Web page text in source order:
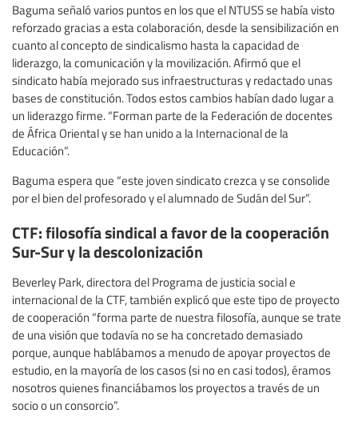
Baguma señaló varios puntos en los que el NTUSS se había visto
reforzado gracias a esta colaboración, desde la sensibilización en
cuanto al concepto de sindicalismo hasta la capacidad de
liderazgo, la comunicación y la movilización. Afirmó que el
sindicato había mejorado sus infraestructuras y redactado unas
bases de constitución. Todos estos cambios habían dado lugar a
un liderazgo firme. “Forman parte de la Federación de docentes
de África Oriental y se han unido a la Internacional de la
Educación”.
Baguma espera que “este joven sindicato crezca y se consolide
por el bien del profesorado y el alumnado de Sudán del Sur”.
CTF: filosofía sindical a favor de la cooperación
Sur-Sur y la descolonización
Beverley Park, directora del Programa de justicia social e
internacional de la CTF, también explicó que este tipo de proyecto
de cooperación “forma parte de nuestra filosofía, aunque se trate
de una visión que todavía no se ha concretado demasiado
porque, aunque hablábamos a menudo de apoyar proyectos de
estudio, en la mayoría de los casos (si no en casi todos), éramos
nosotros quienes financiábamos los proyectos a través de un
socio o un consorcio”.